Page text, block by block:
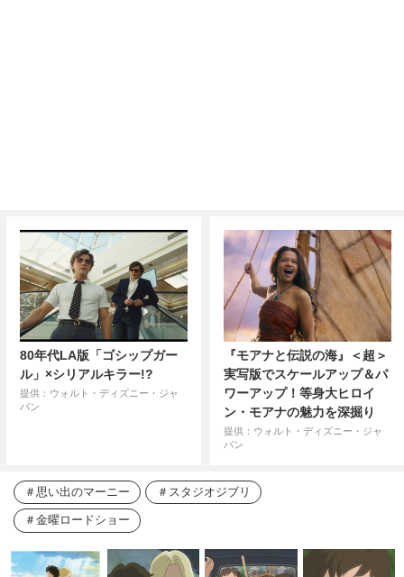
80年代LA版「ゴシップガー
ル」×シリアルキラー!?
提供：ウォルト・ディズニー・ジャ
パン
『モアナと伝説の海』＜超＞
実写版でスケールアップ＆パ
ワーアップ！等身大ヒロイ
ン・モアナの魅力を深掘り
提供：ウォルト・ディズニー・ジャ
パン
思い出のマーニー スタジオジブリ
金曜ロードショー